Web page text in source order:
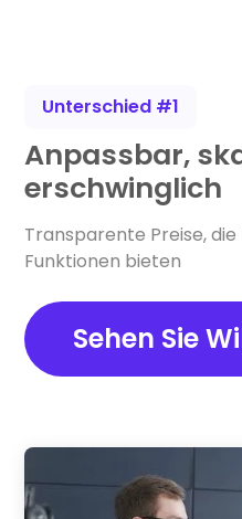
Unterschied #1
Anpassbar,
erschwinglich
Transparente Preise,
Funktionen bieten
Sehen Sie